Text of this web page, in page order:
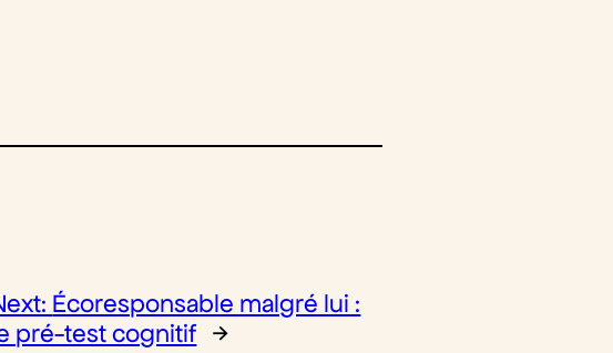
Écoresponsable malgré lui :
pré-test cognitif →